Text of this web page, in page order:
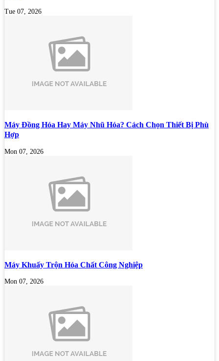
Tue 07, 2026
Máy Đồng Hóa Hay Máy Nhũ Hóa? Cách Chọn Thiết Bị Phù
Hợp
Mon 07, 2026
Máy Khuấy Trộn Hóa Chất Công Nghiệp
Mon 07, 2026